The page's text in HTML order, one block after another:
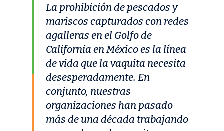
La prohibición de pescados y
mariscos capturados con redes
agalleras en el Golfo de
California en México es la línea
de vida que la vaquita necesita
desesperadamente. En
conjunto, nuestras
organizaciones han pasado
más de una década trabajando